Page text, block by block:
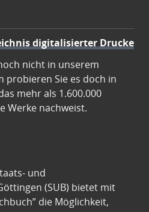
digitalisierter Drucke
nicht in unserem
probieren Sie es doch in
mehr als 1.600.000
Werke nachweist.
und
(SUB) bietet mit
die Möglichkeit,